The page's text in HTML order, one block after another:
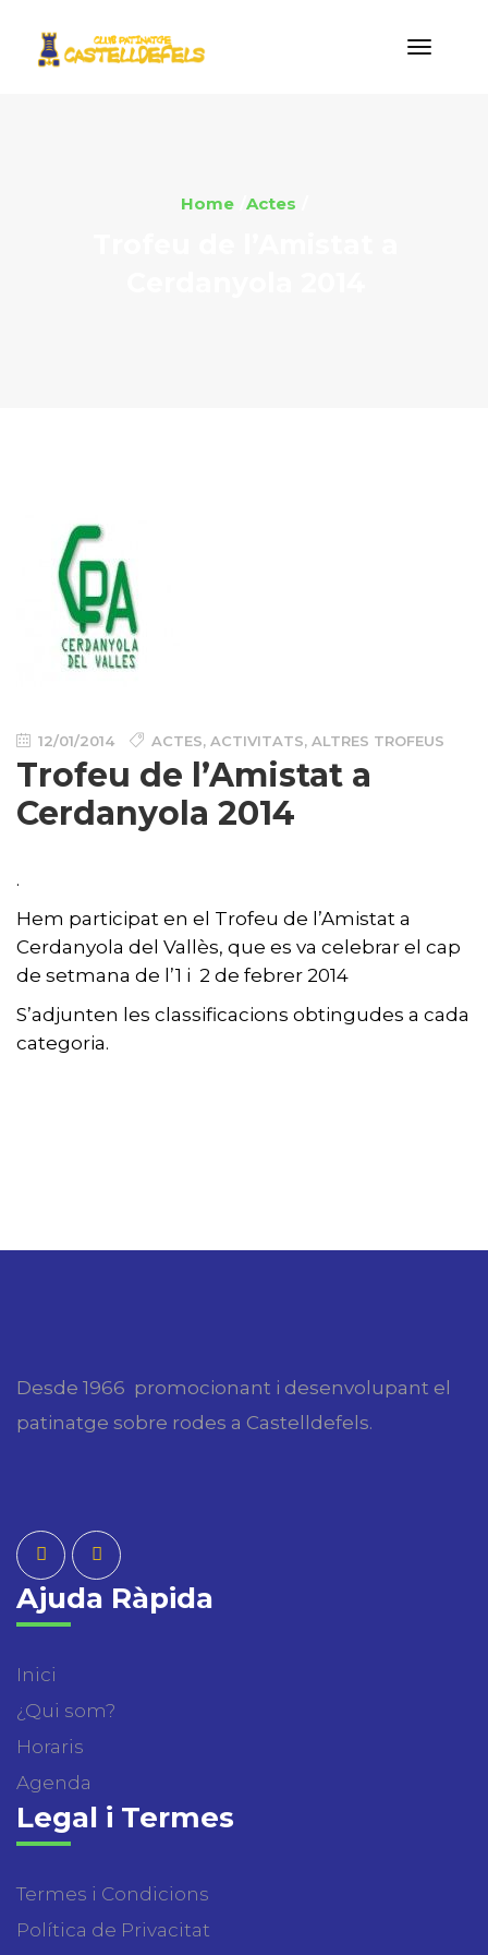
Home Actes
12/01/2014 ACTES, ACTIVITATS, ALTRES TROFEUS
Trofeu de l’Amistat a
Cerdanyola 2014
.
Hem participat en el Trofeu de l’Amistat a
Cerdanyola del Vallès, que es va celebrar el cap
de setmana de l’1 i 2 de febrer 2014
S’adjunten les classificacions obtingudes a cada
categoria.
Desde 1966 promocionant i desenvolupant el
patinatge sobre rodes a Castelldefels.
Ajuda Ràpida
Inici
¿Qui som?
Horaris
Agenda
Legal i Termes
Termes i Condicions
Política de Privacitat